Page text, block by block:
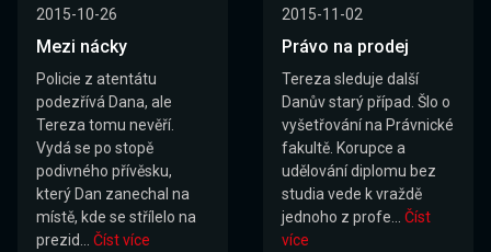
2015-10-26
Mezi nácky
Policie z atentátu
podezřívá Dana, ale
Tereza tomu nevěří.
Vydá se po stopě
podivného přívěsku,
který Dan zanechal na
místě, kde se střílelo na
prezid...
Číst více
2015-11-02
Právo na prodej
Tereza sleduje další
Danův starý případ. Šlo o
vyšetřování na Právnické
fakultě. Korupce a
udělování diplomu bez
studia vede k vraždě
jednoho z profe...
Číst
více